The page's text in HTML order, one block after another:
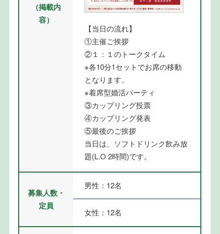
（掲載内
容）
【当日の流れ】
①主催ご挨拶
②１：１のトークタイム
※各10分1セットでお席の移動
となります。
※着席型婚活パーティ
③カップリング投票
④カップリング発表
⑤最後のご挨拶
当日は、ソフトドリンク飲み放
題(L.O 2時間)です。
募集人数・
定員
男性：12名
女性：12名